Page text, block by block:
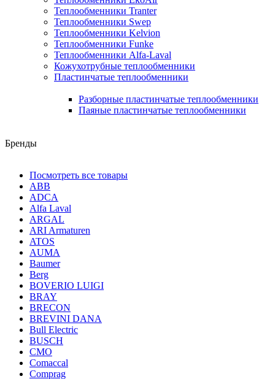
Теплообменники Tranter
Теплообменники Swep
Теплообменники Kelvion
Теплообменники Funke
Теплообменники Alfa-Laval
Кожухотрубные теплообменники
Пластинчатые теплообменники
Разборные пластинчатые теплообменники
Паяные пластинчатые теплообменники
Бренды
Посмотреть все товары
ABB
ADCA
Alfa Laval
ARGAL
ARI Armaturen
ATOS
AUMA
Baumer
Berg
BOVERIO LUIGI
BRAY
BRECON
BREVINI DANA
Bull Electric
BUSCH
CMO
Comaccal
Comprag